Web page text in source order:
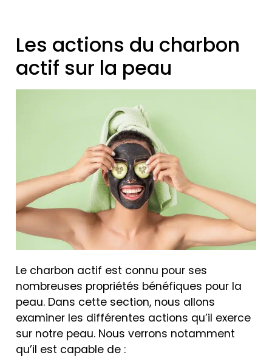
Les actions du charbon
actif sur la peau
Le charbon actif est connu pour ses
nombreuses propriétés bénéfiques pour la
peau. Dans cette section, nous allons
examiner les différentes actions qu’il exerce
sur notre peau. Nous verrons notamment
qu’il est capable de :